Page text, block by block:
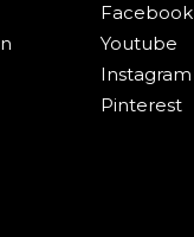
Facebook
Youtube
Instagram
Pinterest